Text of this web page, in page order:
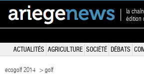
la
édition
ACTUALITÉS AGRICULTURE SOCIÉTÉ DÉBATS
ecogolf 2014 > golf